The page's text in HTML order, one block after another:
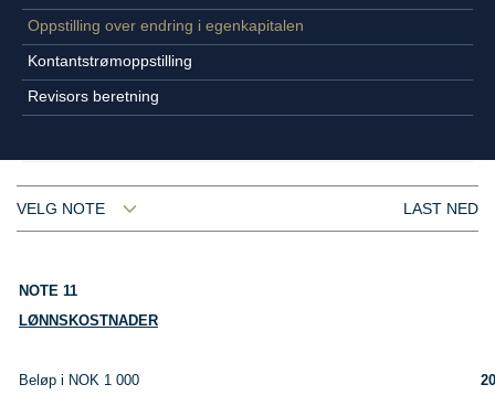
Oppstilling over endring i egenkapitalen
Kontantstrømoppstilling
Revisors beretning
VELG NOTE LAST NED
NOTE 11
LØNNSKOSTNADER
Beløp i NOK 1 000